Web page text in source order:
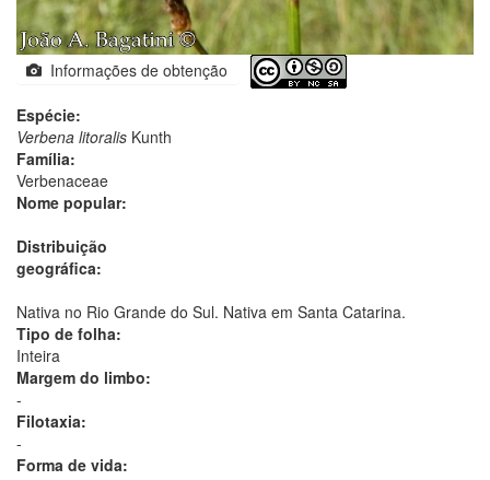
Informações de obtenção
Espécie:
Verbena litoralis Kunth
Família:
Verbenaceae
Nome popular:
Distribuição
geográfica:
Nativa no Rio Grande do Sul. Nativa em Santa Catarina.
Tipo de folha:
Inteira
Margem do limbo:
-
Filotaxia:
-
Forma de vida: